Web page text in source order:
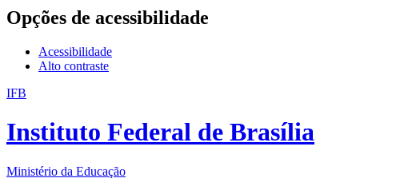
Opções de acessibilidade
Acessibilidade
Alto contraste
IFB
Instituto Federal de Brasília
Ministério da Educação